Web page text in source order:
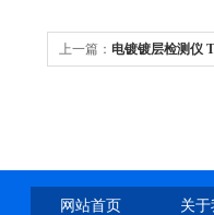
上一篇： 电镀镀层检测仪
网站首页 关